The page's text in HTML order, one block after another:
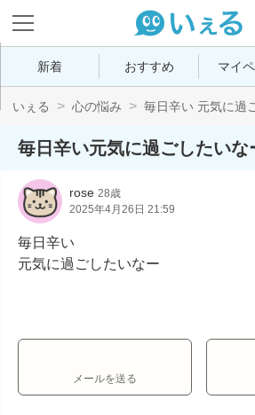
新着 おすすめ マイ
いぇる 心の悩み 毎日辛い 元気に過
毎日辛い元気に過ごしたいな
rose 28歳
2025年4月26日 21:59
毎日辛い
元気に過ごしたいなー
メールを送る